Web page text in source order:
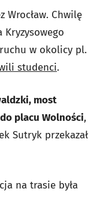
Wrocław. Chwilę
Kryzysowego
w okolicy pl.
studenci.
most
placu Wolności,
Sutryk przekazał
na trasie była